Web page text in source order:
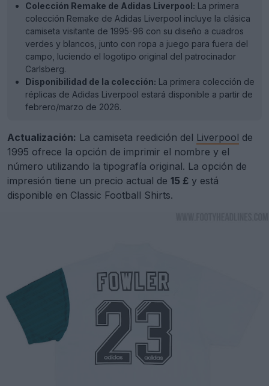
Colección Remake de Adidas Liverpool: La primera
colección Remake de Adidas Liverpool incluye la clásica
camiseta visitante de 1995-96 con su diseño a cuadros
verdes y blancos, junto con ropa a juego para fuera del
campo, luciendo el logotipo original del patrocinador
Carlsberg.
Disponibilidad de la colección: La primera colección de
réplicas de Adidas Liverpool estará disponible a partir de
febrero/marzo de 2026.
Actualización: La camiseta reedición del Liverpool de
1995 ofrece la opción de imprimir el nombre y el
número utilizando la tipografía original. La opción de
impresión tiene un precio actual de 15 £ y está
disponible en Classic Football Shirts.